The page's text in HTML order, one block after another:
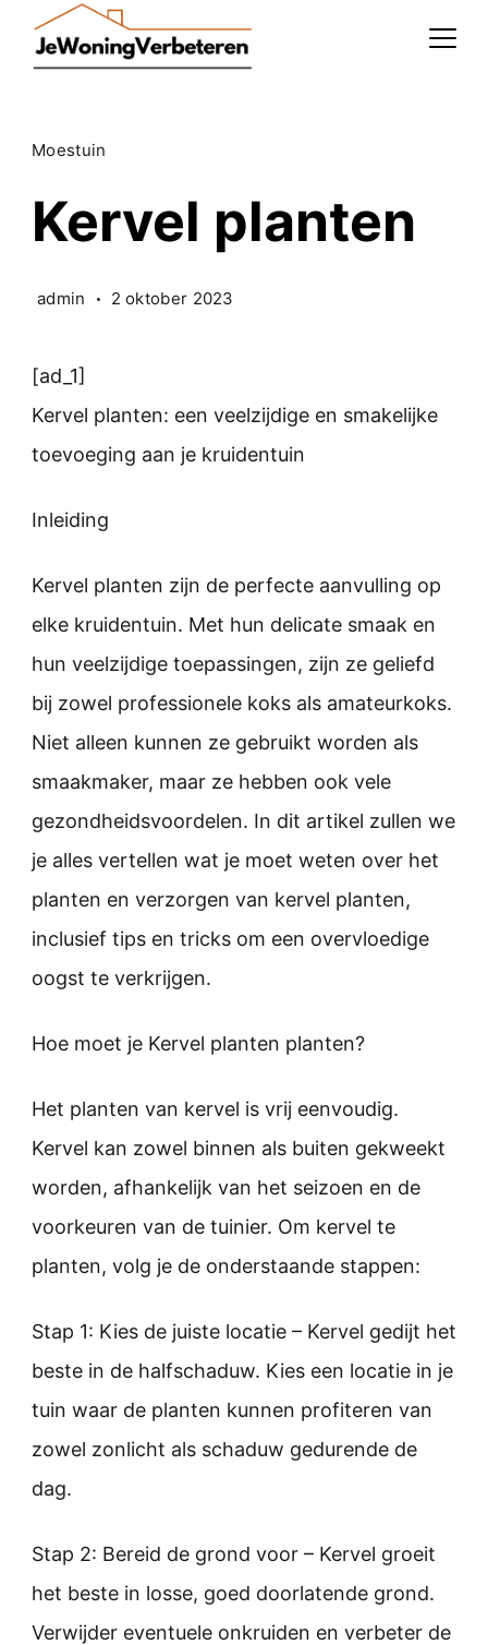
Moestuin
Kervel planten
admin 2 oktober 2023
[ad_1]
Kervel planten: een veelzijdige en smakelijke
toevoeging aan je kruidentuin
Inleiding
Kervel planten zijn de perfecte aanvulling op
elke kruidentuin. Met hun delicate smaak en
hun veelzijdige toepassingen, zijn ze geliefd
bij zowel professionele koks als amateurkoks.
Niet alleen kunnen ze gebruikt worden als
smaakmaker, maar ze hebben ook vele
gezondheidsvoordelen. In dit artikel zullen we
je alles vertellen wat je moet weten over het
planten en verzorgen van kervel planten,
inclusief tips en tricks om een overvloedige
oogst te verkrijgen.
Hoe moet je Kervel planten planten?
Het planten van kervel is vrij eenvoudig.
Kervel kan zowel binnen als buiten gekweekt
worden, afhankelijk van het seizoen en de
voorkeuren van de tuinier. Om kervel te
planten, volg je de onderstaande stappen:
Stap 1: Kies de juiste locatie – Kervel gedijt het
beste in de halfschaduw. Kies een locatie in je
tuin waar de planten kunnen profiteren van
zowel zonlicht als schaduw gedurende de
dag.
Stap 2: Bereid de grond voor – Kervel groeit
het beste in losse, goed doorlatende grond.
Verwijder eventuele onkruiden en verbeter de